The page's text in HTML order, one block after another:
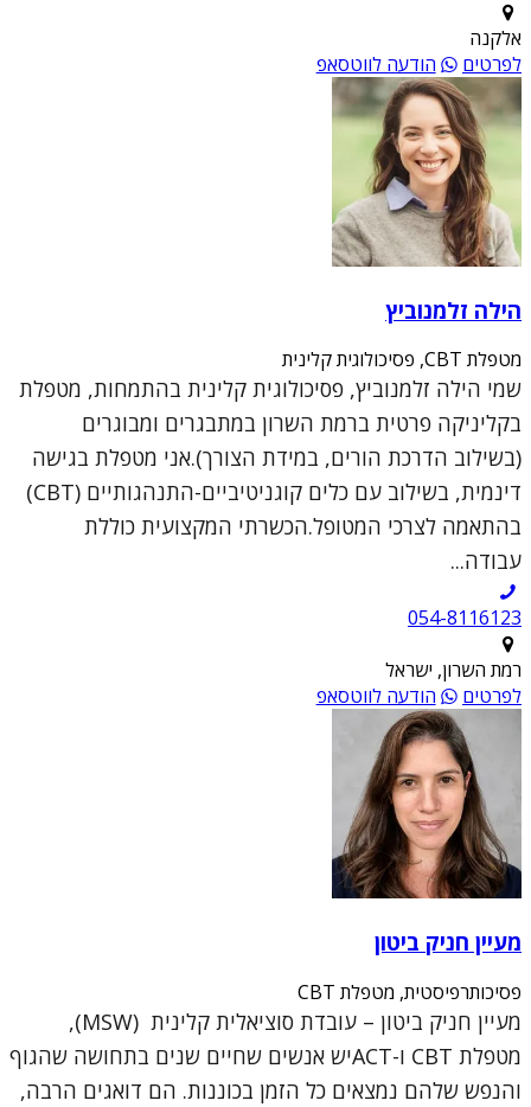
אלקנה
לפרטים
הודעה לווטסאפ
הילה זלמנוביץ
מטפלת CBT, פסיכולוגית קלינית
שמי הילה זלמנוביץ, פסיכולוגית קלינית בהתמחות, מטפלת
בקליניקה פרטית ברמת השרון במתבגרים ומבוגרים
(בשילוב הדרכת הורים, במידת הצורך).אני מטפלת בגישה
דינמית, בשילוב עם כלים קוגניטיביים-התנהגותיים (CBT)
בהתאמה לצרכי המטופל.הכשרתי המקצועית כוללת
עבודה...
054-8116123
רמת השרון, ישראל
לפרטים
הודעה לווטסאפ
מעיין חניק ביטון
פסיכותרפיסטית, מטפלת CBT
מעיין חניק ביטון – עובדת סוציאלית קלינית (MSW),
מטפלת CBT ו-ACTיש אנשים שחיים שנים בתחושה שהגוף
והנפש שלהם נמצאים כל הזמן בכוננות. הם דואגים הרבה,